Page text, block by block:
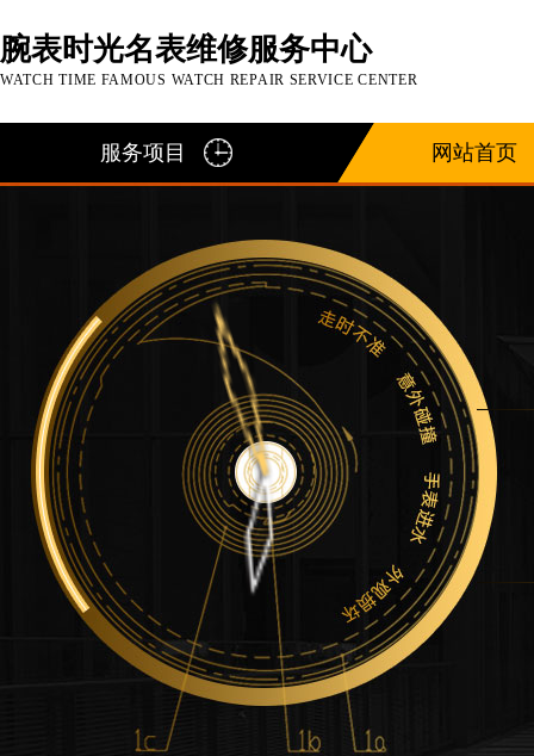
腕表时光名表维修服务中心
WATCH TIME FAMOUS WATCH REPAIR SERVICE CENTER
服务项目 网站首页
2026年7月腕表时光中国区售后服务网络优化升级
2026年7月腕表时光全国官方售后客户服务热线：
腕表时光官方全国统一服务热线400-188-5020，
2026年7月腕表时光售后服务中心最新网点地址：